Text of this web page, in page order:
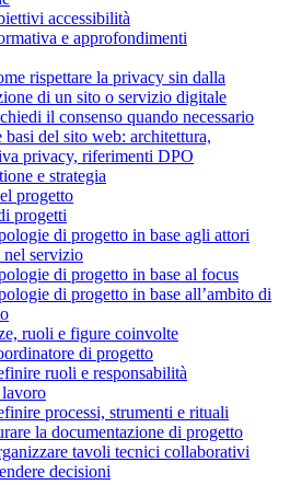
accessibilità
e approfondimenti
rispettare la privacy sin dalla
di un sito o servizio digitale
il consenso quando necessario
basi del sito web: architettura,
privacy, riferimenti DPO
e strategia
progetto
progetti
di progetto in base agli attori
servizio
di progetto in base al focus
di progetto in base all’ambito di
ruoli e figure coinvolte
di progetto
ruoli e responsabilità
processi, strumenti e rituali
la documentazione di progetto
tavoli tecnici collaborativi
decisioni